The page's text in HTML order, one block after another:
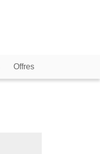
Offres